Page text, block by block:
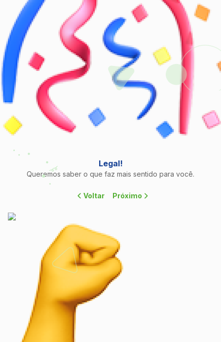
Legal!
Queremos saber o que faz mais sentido para você.
Voltar Próximo